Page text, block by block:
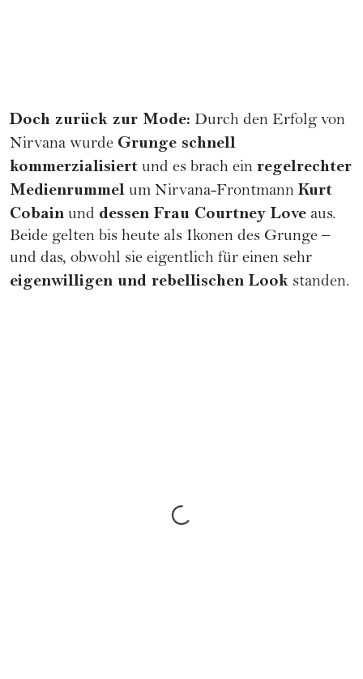
Doch zurück zur Mode: Durch den Erfolg von
Nirvana wurde Grunge schnell
kommerzialisiert und es brach ein regelrechter
Medienrummel um Nirvana-Frontmann Kurt
Cobain und dessen Frau Courtney Love aus.
Beide gelten bis heute als Ikonen des Grunge –
und das, obwohl sie eigentlich für einen sehr
eigenwilligen und rebellischen Look standen.